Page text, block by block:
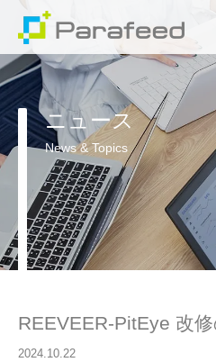
ニュース
News & Topics
REEVEER-PitEye 改
2024.10.22